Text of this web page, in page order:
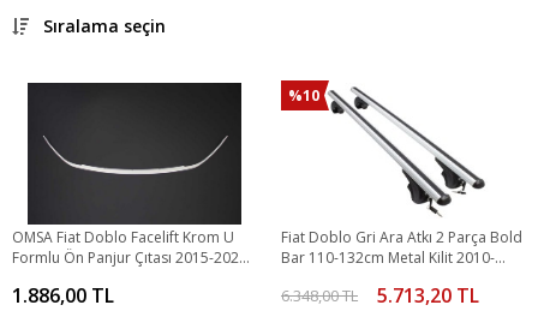
Sıralama seçin
OMSA Fiat Doblo Facelift Krom U
Formlu Ön Panjur Çıtası 2015-2021
1.886,00 TL
%10
Fiat Doblo Gri Ara Atkı 2 Parça Bold
Bar 110-132cm Metal Kilit 2010-
6.348,00 TL 5.713,20 TL